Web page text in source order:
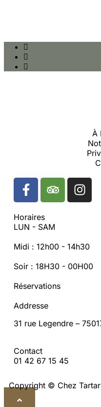
À
Horaires
LUN - SAM
Midi : 12h00 - 14h30
Soir : 18H30 - 00H00
Réservations
Addresse
31 rue Legendre –
Contact
01 42 67 15 45
Copyright © Chez